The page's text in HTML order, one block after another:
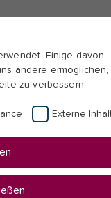
Skip to page footer
Einige davon
andere ermöglichen,
zu verbessern.
Externe